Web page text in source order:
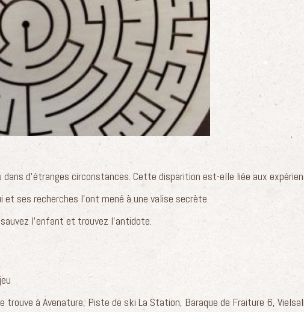
d'étranges circonstances. Cette disparition est-elle liée aux
et ses recherches l'ont mené à une valise secrète.
l'enfant et trouvez l'antidote.
trouve à Avenature, Piste de ski La Station, Baraque de Fraiture 6,